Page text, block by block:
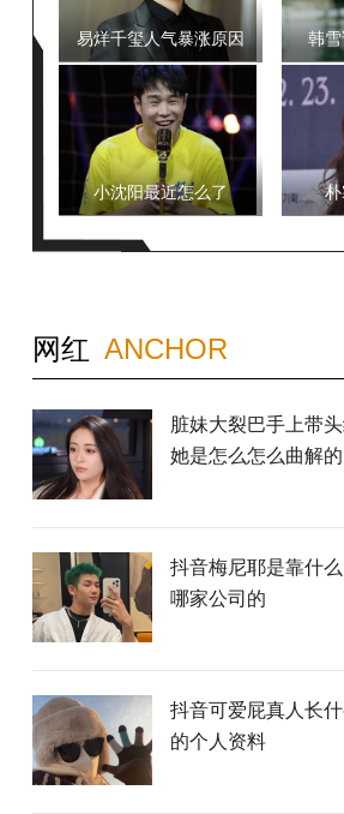
易烊千玺人气暴涨原因 韩
小沈阳最近怎么了
网红 ANCHOR
脏妹大裂巴手上带
她是怎么怎么曲解的
抖音梅尼耶是靠什
哪家公司的
抖音可爱屁真人长
的个人资料